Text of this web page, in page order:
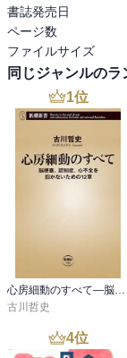
書誌発売日
ページ数
ファイルサイズ
同じジャンルのラ
1位
心房細動のすべて―脳梗塞、認知症、心不全を招かないための12章―（新潮新書）
古川哲史
4位